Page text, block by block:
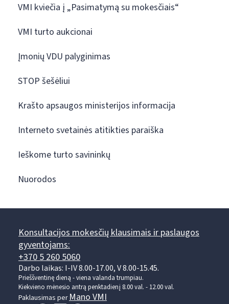
VMI kviečia į „Pasimatymą su mokesčiais“
VMI turto aukcionai
Įmonių VDU palyginimas
STOP šešėliui
Krašto apsaugos ministerijos informacija
Interneto svetainės atitikties paraiška
Ieškome turto savininkų
Nuorodos
Konsultacijos mokesčių klausimais ir paslaugos
gyventojams:
+370 5 260 5060
Darbo laikas: I-IV 8.00-17.00, V 8.00-15.45.
Prieššventinę dieną - viena valanda trumpiau.
Kiekvieno mėnesio antrą penktadienį 8.00 val. - 12.00 val.
Paklausimas per Mano VMI